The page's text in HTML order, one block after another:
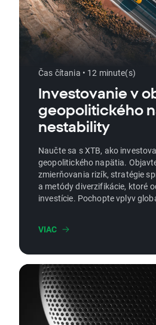
Čas čítania • 12 minute(s)
Investovanie v
geopolitického
nestability
Naučte sa s XTB, ako
geopolitického napätia.
zmierňovania rizík, stratégie
a metódy diverzifikácie, ktoré
investície. Pochopte vplyv
VIAC